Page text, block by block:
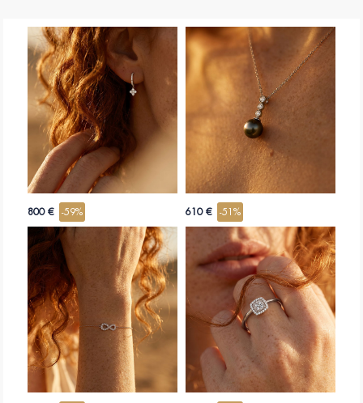
800 € -59% 610 € -51%